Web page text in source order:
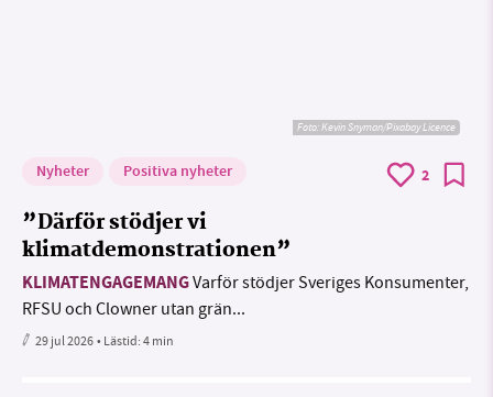
Foto:Kevin Snyman/Pixabay Licence
Nyheter Positiva nyheter 2
”Därför stödjer vi
klimatdemonstrationen”
KLIMATENGAGEMANGVarför stödjer Sveriges Konsumenter,
RFSU och Clowner utan grän...
29 jul 2026• Lästid:4 min